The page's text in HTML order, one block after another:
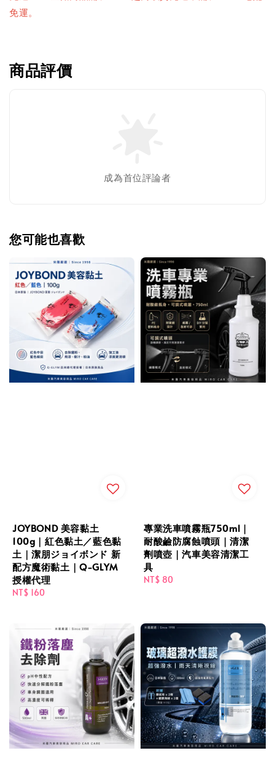
免運。
商品評價
成為首位評論者
您可能也喜歡
JOYBOND 美容黏土
100g｜紅色黏土／藍色黏
土｜潔朋ジョイボンド 新
配方魔術黏土｜Q-GLYM
授權代理
Regular
NT$ 160
專業洗車噴霧瓶750ml｜
耐酸鹼防腐蝕噴頭｜清潔
劑噴壺｜汽車美容清潔工
具
Regular
NT$ 80